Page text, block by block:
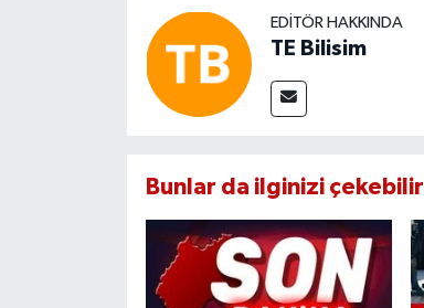
EDITÖR HAKKINDA
TE Bilisim
Bunlar da ilginizi çekebilir